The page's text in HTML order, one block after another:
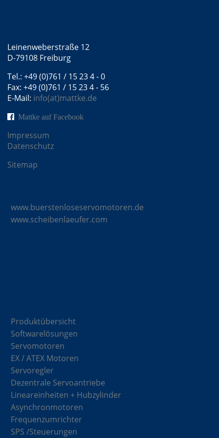
Leinenweberstraße 12
D-79108 Freiburg
Tel.: +49 (0)761 / 15 23 4 - 0
Fax: +49 (0)761 / 15 23 4 - 56
E-Mail: info(at)mattke.de
Mattke auf Facebook
Impressum
Datenschutz
Sitemap
www.buerstenloseservomotoren.de
www.scheibenlaeufer.com
Produktübersicht
Softwarelösungen
Servomotoren
EX / ATEX Motoren
Servoregler
Dezentrale Servoantriebe
Lineareinheiten + Hubzylinder
Asynchronmotoren
Frequenzumrichter
SPS /Steuerungen